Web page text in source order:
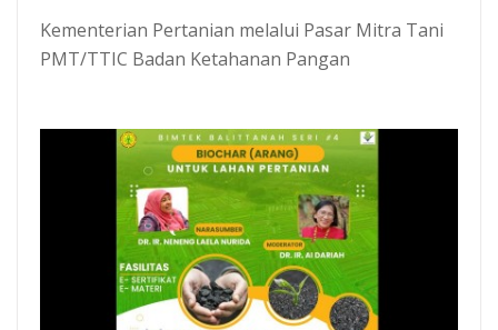
Kementerian Pertanian melalui Pasar Mitra Tani
PMT/TTIC Badan Ketahanan Pangan